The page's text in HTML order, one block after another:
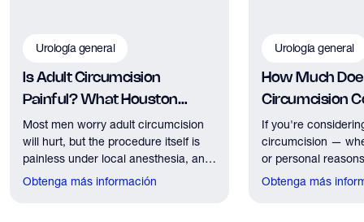
Urología general
Is Adult Circumcision
Painful? What Houston
Patients Should Expect
Most men worry adult circumcision
will hurt, but the procedure itself is
painless under local anesthesia, and
recovery discomfort is mild and short
Obtenga más información
Urología general
How Much
Circumcision
Houston?
If you're
circumcision —
or personal
the first practical
Obtenga más